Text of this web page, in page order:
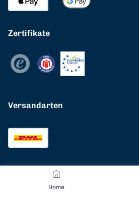
Home
Zertifikate
Versandarten